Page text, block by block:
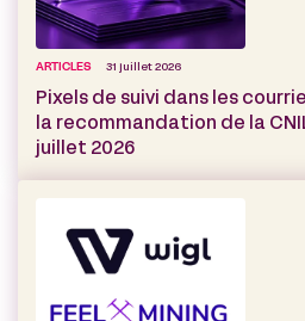
ARTICLES 31 juillet 2026
Pixels de suivi dans les
la recommandation de la
juillet 2026